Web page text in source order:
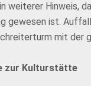
weiterer Hinweis,
gewesen ist.
mit der
zur Kulturstätte